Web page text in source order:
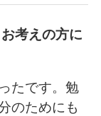
考えの方に
たです。勉
のためにも